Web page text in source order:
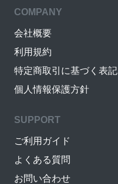
COMPANY
会社概要
利用規約
特定商取引に基づく表記
個人情報保護方針
SUPPORT
ご利用ガイド
よくある質問
お問い合わせ